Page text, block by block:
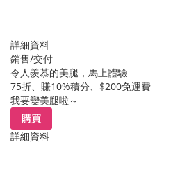
詳細資料
銷售/交付
令人羨慕的美腿，馬上體驗
75折、賺10%積分、$200免運費
我要變美腿啦～
購買
詳細資料